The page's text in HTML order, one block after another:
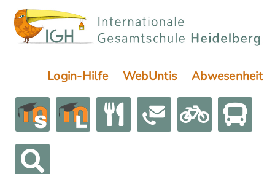
Login-Hilfe WebUntis Abwesenheit